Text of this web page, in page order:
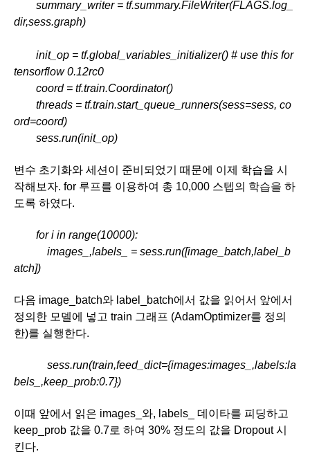
dir,sess.graph)
tensorflow 0.12rc0
coord = tf.train.Coordinator()
ord=coord)
sess.run(init_op)
변수 초기화와 세션이 준비되었기 때문에 이제 학습을 시
작해보자. for 루프를 이용하여 총 10,000 스텝의 학습을 하
도록 하였다.
for i in range(10000):
atch])
다음 image_batch와 label_batch에서 값을 읽어서 앞에서
정의한 모델에 넣고 train 그래프 (AdamOptimizer를 정의
한)를 실행한다.
sess.run(train,feed_dict={images:images_,labels:la
bels_,keep_prob:0.7})
이때 앞에서 읽은 images_와, labels_ 데이타를 피딩하고
keep_prob 값을 0.7로 하여 30% 정도의 값을 Dropout 시
킨다.